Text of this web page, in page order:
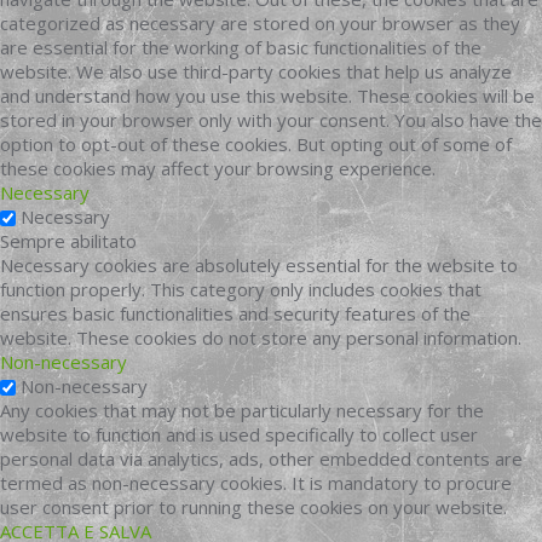
categorized as necessary are stored on your browser as they
are essential for the working of basic functionalities of the
website. We also use third-party cookies that help us analyze
and understand how you use this website. These cookies will be
stored in your browser only with your consent. You also have the
option to opt-out of these cookies. But opting out of some of
these cookies may affect your browsing experience.
Necessary
Necessary
Sempre abilitato
Necessary cookies are absolutely essential for the website to
function properly. This category only includes cookies that
ensures basic functionalities and security features of the
website. These cookies do not store any personal information.
Non-necessary
Non-necessary
Any cookies that may not be particularly necessary for the
website to function and is used specifically to collect user
personal data via analytics, ads, other embedded contents are
termed as non-necessary cookies. It is mandatory to procure
user consent prior to running these cookies on your website.
ACCETTA E SALVA